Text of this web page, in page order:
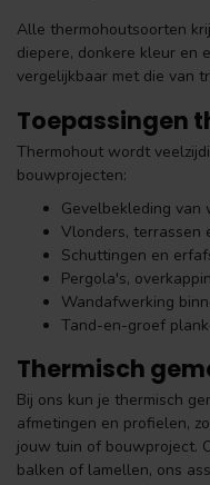
Alle thermohoutsoorten
diepere, donkere kleur en
vergelijkbaar met die van
Toepassingen
Thermohout wordt
bouwprojecten:
Gevelbekleding van
Vlonders, terrassen
Schuttingen en
Pergola's,
Wandafwerking
Tand-en-groef
Thermisch
Bij ons kun je thermisch
afmetingen en profielen,
jouw tuin of bouwproject.
balken of lamellen, ons